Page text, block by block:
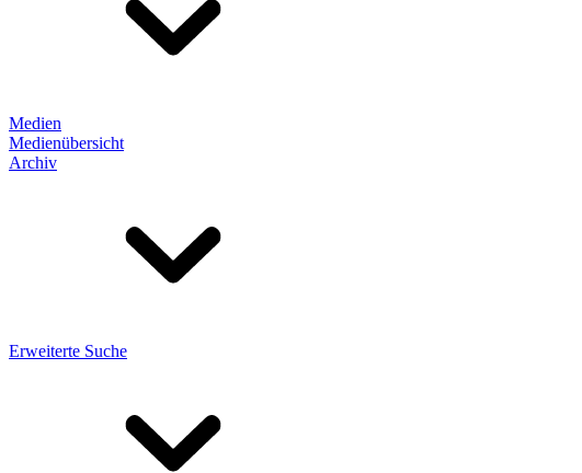
Medien
Medienübersicht
Archiv
Erweiterte Suche